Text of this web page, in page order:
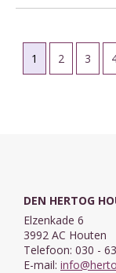
1 2 3
DEN HERTOG
Elzenkade 6
3992 AC Houten
Telefoon: 030 -
E-mail: